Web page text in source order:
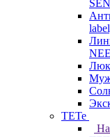
TETe